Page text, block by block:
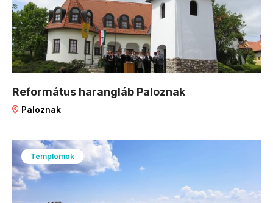
Református harangláb Paloznak
Paloznak
Templomok